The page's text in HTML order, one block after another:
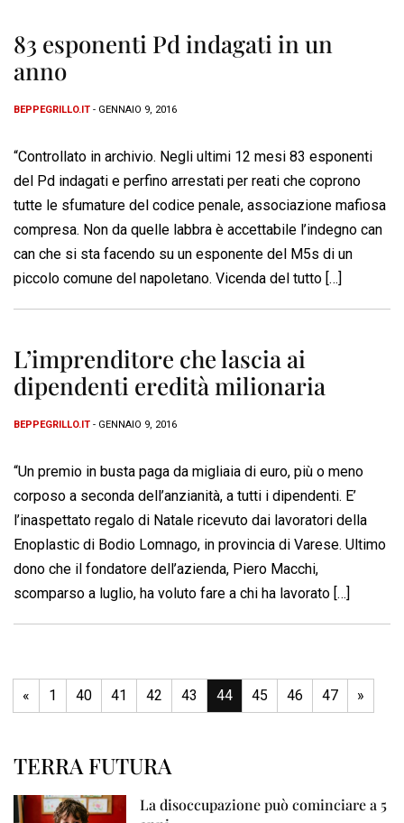
83 esponenti Pd indagati in un
anno
BEPPEGRILLO.IT - GENNAIO 9, 2016
“Controllato in archivio. Negli ultimi 12 mesi 83 esponenti
del Pd indagati e perfino arrestati per reati che coprono
tutte le sfumature del codice penale, associazione mafiosa
compresa. Non da quelle labbra è accettabile l’indegno can
can che si sta facendo su un esponente del M5s di un
piccolo comune del napoletano. Vicenda del tutto […]
L’imprenditore che lascia ai
dipendenti eredità milionaria
BEPPEGRILLO.IT - GENNAIO 9, 2016
“Un premio in busta paga da migliaia di euro, più o meno
corposo a seconda dell’anzianità, a tutti i dipendenti. E’
l’inaspettato regalo di Natale ricevuto dai lavoratori della
Enoplastic di Bodio Lomnago, in provincia di Varese. Ultimo
dono che il fondatore dell’azienda, Piero Macchi,
scomparso a luglio, ha voluto fare a chi ha lavorato […]
« 1 40 41 42 43 44 45 46 47 »
TERRA FUTURA
La disoccupazione può cominciare a 5